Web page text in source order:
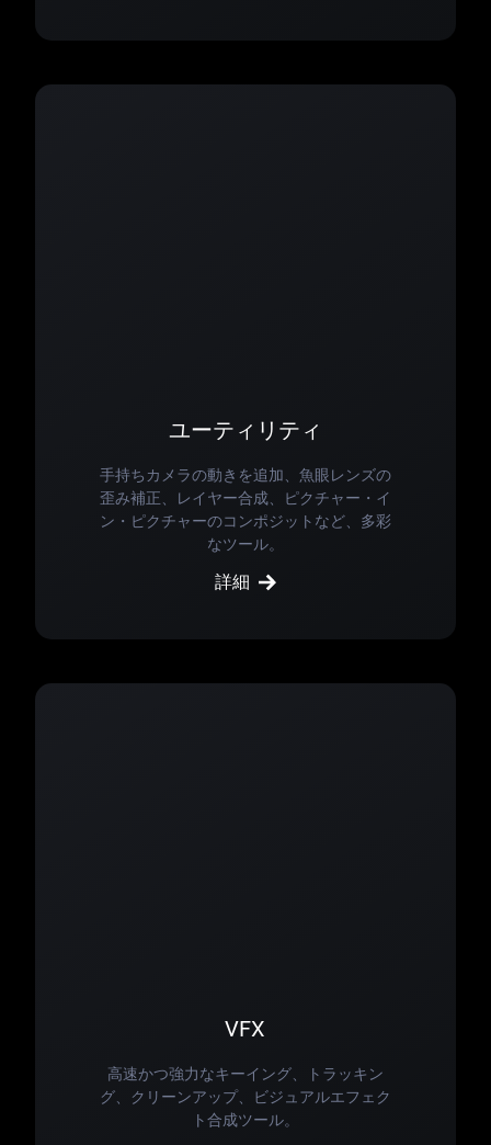
ユーティリティ
手持ちカメラの動きを追加、魚眼レンズの
歪み補正、レイヤー合成、ピクチャー・イ
ン・ピクチャーのコンポジットなど、多彩
なツール。
詳細
VFX
高速かつ強力なキーイング、トラッキン
グ、クリーンアップ、ビジュアルエフェク
ト合成ツール。